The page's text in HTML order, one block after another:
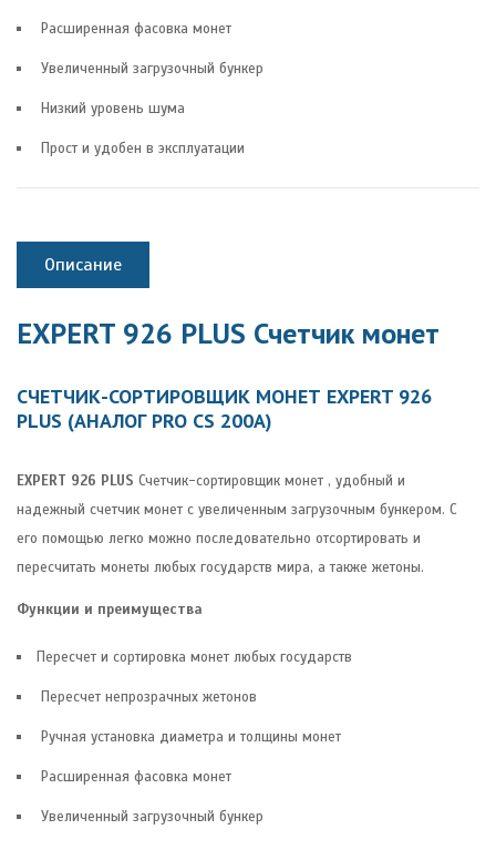
Расширенная фасовка монет
Увеличенный загрузочный бункер
Низкий уровень шума
Прост и удобен в эксплуатации
Описание
EXPERT 926 PLUS Счетчик монет
СЧЕТЧИК-СОРТИРОВЩИК МОНЕТ EXPERT 926
PLUS (АНАЛОГ PRO CS 200A)
EXPERT 926 PLUS Счетчик-сортировщик монет , удобный и
надежный счетчик монет с увеличенным загрузочным бункером. С
его помощью легко можно последовательно отсортировать и
пересчитать монеты любых государств мира, а также жетоны.
Функции и преимущества
Пересчет и сортировка монет любых государств
Пересчет непрозрачных жетонов
Ручная установка диаметра и толщины монет
Расширенная фасовка монет
Увеличенный загрузочный бункер